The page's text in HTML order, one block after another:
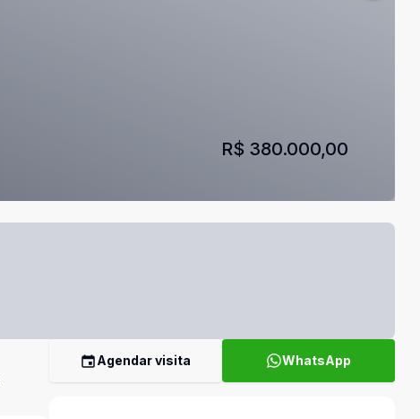
R$ 380.000,00
Agendar visita WhatsApp